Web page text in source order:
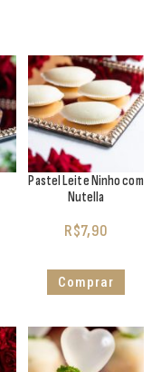
Pastel Leite Ninho com
Nutella
R$7,90
Comprar